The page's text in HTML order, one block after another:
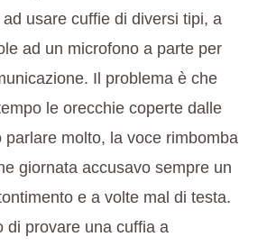
usare cuffie di diversi tipi, a
ad un microfono a parte per
Il problema è che
le orecchie coperte dalle
parlare molto, la voce rimbomba
giornata accusavo sempre un
e a volte mal di testa.
di provare una cuffia a